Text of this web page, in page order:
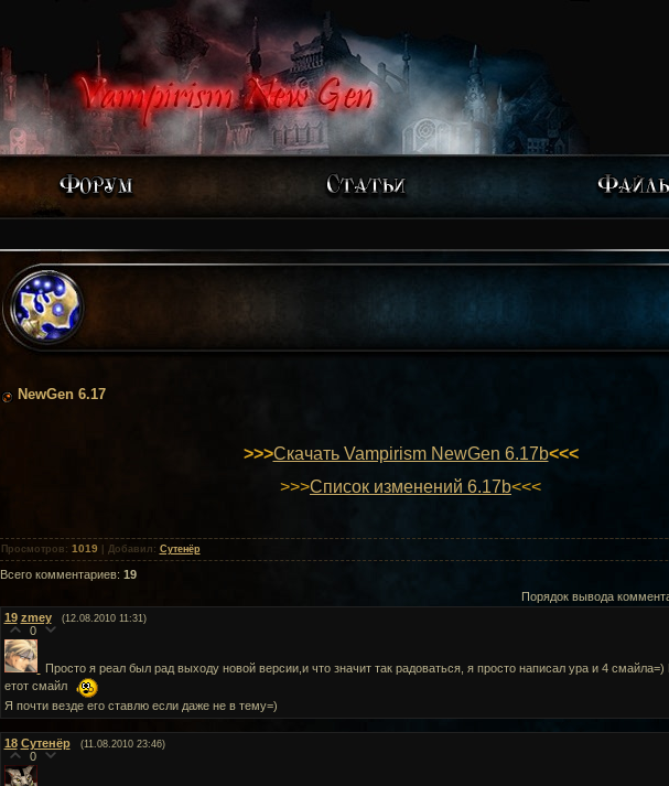
NewGen 6.17
>>>Скачать Vampirism NewGen 6.17b<<<
>>>Список изменений 6.17b<<<
Просмотров : 1019 Добавил : Сутенёр
Всего комментариев: 19
Порядок вывода
19 zmey (12.08.2010 11:31)
0
Просто я реал был рад выходу новой версии,и что значит так радоваться, я просто написал ура и 4
етот смайл
Я почти везде его ставлю если даже не в тему=)
18 Сутенёр (11.08.2010 23:46)
0